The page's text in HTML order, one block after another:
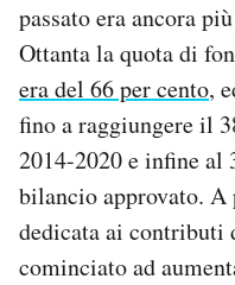
passato era ancora
Ottanta la quota di
era del 66 per cento,
fino a raggiungere il
2014-2020 e infine al
bilancio approvato.
dedicata ai
cominciato ad